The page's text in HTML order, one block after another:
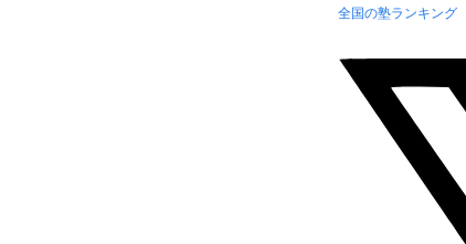
全国の塾ランキング